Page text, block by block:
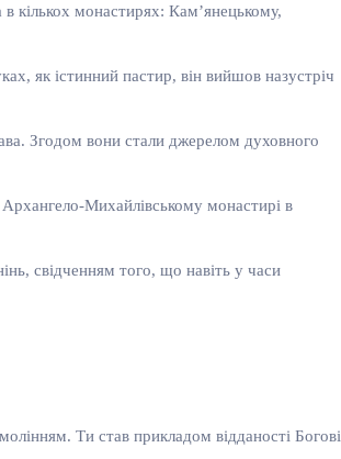
кількох монастирях: Кам’янецькому,
як істинний пастир, він вийшов назустріч
Згодом вони стали джерелом духовного
Михайлівському монастирі в
свідченням того, що навіть у часи
Ти став прикладом відданості Богові